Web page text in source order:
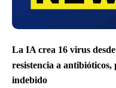
La IA crea 16 virus
resistencia a antibióticos,
indebido